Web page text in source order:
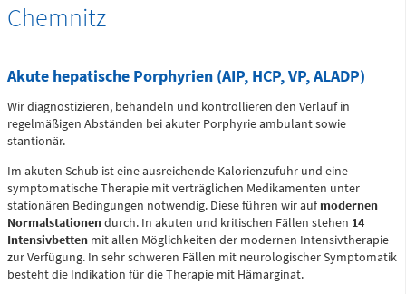
Dresdner Straße 178
0371 - 333 12600
Für Kinder:
0371 - 333 12200
(Haus 8)
Zentrale Notaufnahme
(0 bis 24 Uhr)
Chemnitz
Akute hepatische Porphyrien (AIP, HCP, VP, ALADP)
Wir diagnostizieren, behandeln und kontrollieren den Verlauf in
regelmäßigen Abständen bei akuter Porphyrie ambulant sowie
stantionär.
Im akuten Schub ist eine ausreichende Kalorienzufuhr und eine
symptomatische Therapie mit verträglichen Medikamenten unter
stationären Bedingungen notwendig. Diese führen wir aufmodernen
Normalstationendurch. In akuten und kritischen Fällen stehen 14
Intensivbetten mit allen Möglichkeiten der modernen Intensivtherapie
zur Verfügung. In sehr schweren Fällen mit neurologischer Symptomatik
besteht die Indikation für die Therapie mit Hämarginat.